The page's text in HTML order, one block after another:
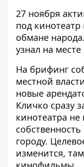
27 ноября
под
обмане
узнал на
На брифинг
местной
новые
Кличко сразу
кинотеатра не
городу.
изменится,